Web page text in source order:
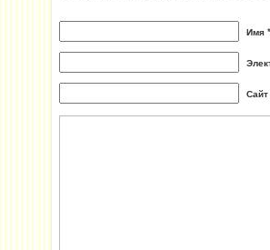
Имя *
Сайт